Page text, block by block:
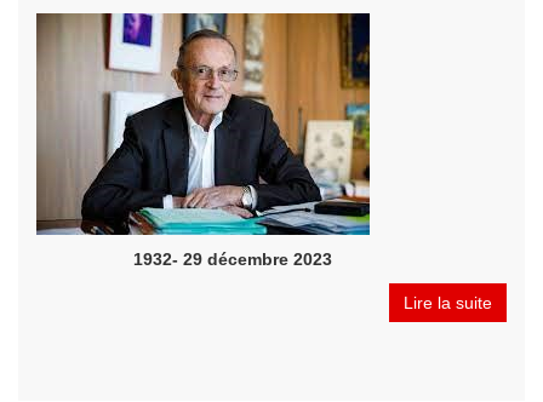
1932- 29 décembre 2023
Lire la suite